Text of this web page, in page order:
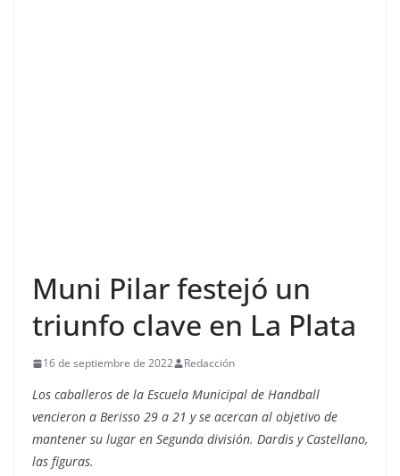
Muni Pilar festejó un
triunfo clave en La Plata
16 de septiembre de 2022 Redacción
Los caballeros de la Escuela Municipal de Handball
vencieron a Berisso 29 a 21 y se acercan al objetivo de
mantener su lugar en Segunda división. Dardis y Castellano,
las figuras.